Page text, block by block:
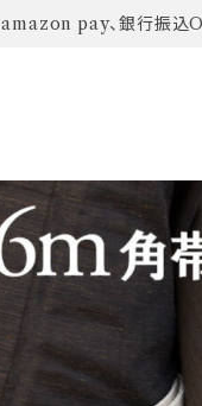
amazon pay、銀行振込